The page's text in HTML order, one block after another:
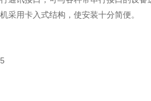
采用卡入式结构，使安装十分简便。